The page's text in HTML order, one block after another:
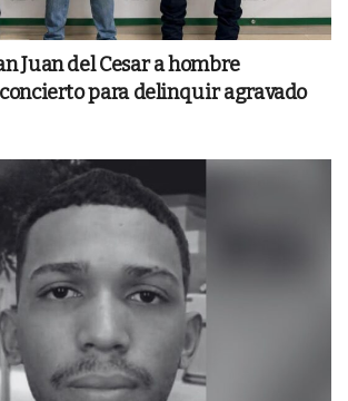
Juan del Cesar a hombre
para delinquir agravado